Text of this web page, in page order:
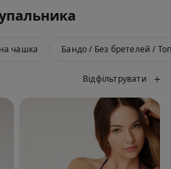
чашка Бандо / Без бретелей /
Відфільтрувати